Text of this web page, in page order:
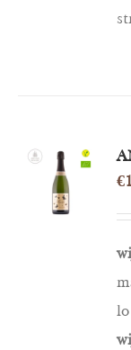
TOEVOEGEN
AAN
WINKELWAGEN
/
€